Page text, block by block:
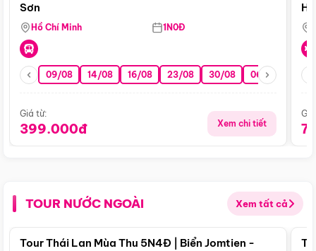
Sơn
Hồ Chí Minh 1N0Đ
09/08 14/08 16/08 23/08 30/08 06/09 13/09
Giá từ:
399.000đ Xem chi tiết
TOUR NƯỚC NGOÀI Xem tất cả
Điểm nổi bật
Tour Thái Lan Mùa Thu 5N4Đ | Biển Jomtien -